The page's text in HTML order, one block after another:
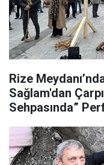
Rize
Sağlam'dan
Sehpasında”